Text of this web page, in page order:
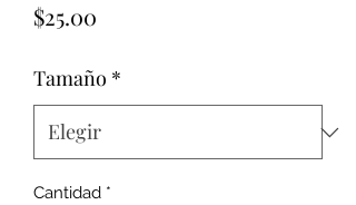
$25.00
Tamaño *
Cantidad *